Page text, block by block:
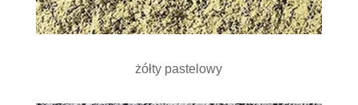
żółty pastelowy